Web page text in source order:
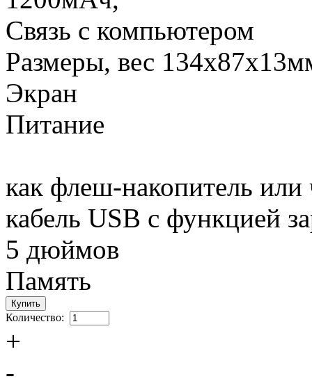
Связь с компьютером
Размеры, вес
Экран
Питание
как флеш-накопитель
кабель USB с функцией
5 дюймов
Память
Количество:
+
-